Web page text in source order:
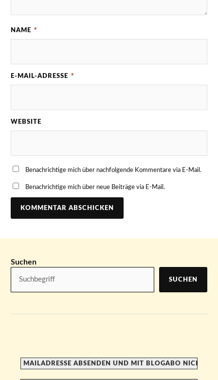
NAME *
E-MAIL-ADRESSE *
WEBSITE
Benachrichtige mich über nachfolgende Kommentare via E-Mail.
Benachrichtige mich über neue Beiträge via E-Mail.
Suchen
SUCHEN